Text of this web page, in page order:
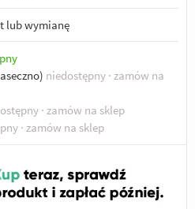
lub wymianę
niedostępny · zamów na
· zamów na sklep
· zamów na sklep